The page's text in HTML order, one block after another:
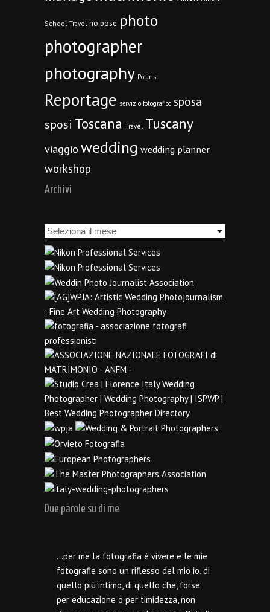
School Travel no pose photo
photographer
photography Polaris
Reportage servizio fotografico sposa
sposi Toscana Travel Tuscany
viaggio wedding wedding planner
workshop
Archivi
Archivi
Due parole su di me
…per me la fotografia è vivere e le mie
fotografie sono un riflesso del mio io, di
quello più intimo, di quello che, forse
per educazione o per timidezza, non